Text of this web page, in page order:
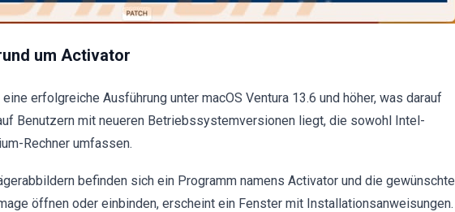
um Activator
erfolgreiche Ausführung unter macOS Ventura 13.6 und höher, was darauf
Benutzern mit neueren Betriebssystemversionen liegt, die sowohl Intel-
Rechner umfassen.
befinden sich ein Programm namens Activator und die gewünschte
öffnen oder einbinden, erscheint ein Fenster mit Installationsanweisungen.